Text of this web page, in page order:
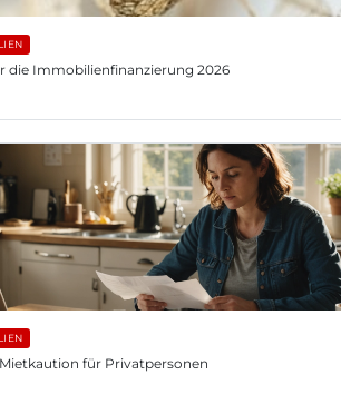
die Immobilienfinanzierung 2026
für Privatpersonen